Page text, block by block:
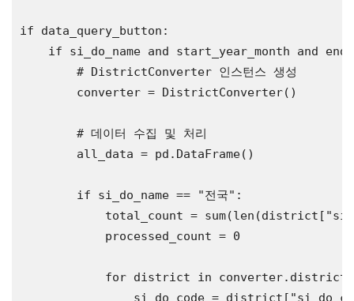
if data_query_button:
if si_do_name and start_year_month and
# DistrictConverter 인스턴스 생성
        converter = DistrictConverter()
# 데이터 수집 및 처리
        all_data = pd.DataFrame()
if si_do_name == "전국" :
            total_count = sum(len(district[
            processed_count = 0
for district in
                si_do_code = district[